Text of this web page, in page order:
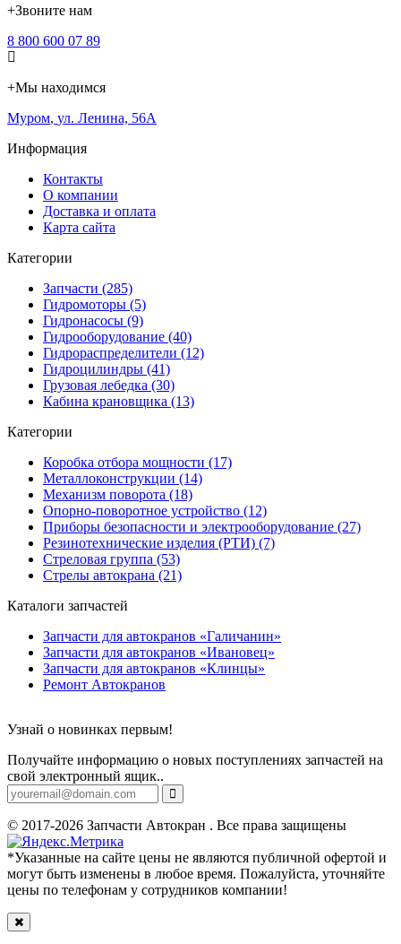
+Звоните нам
8 800 600 07 89
+Мы находимся
Муром, ул. Ленина, 56А
Информация
Контакты
О компании
Доставка и оплата
Карта сайта
Категории
Запчасти (285)
Гидромоторы (5)
Гидронасосы (9)
Гидрооборудование (40)
Гидрораспределители (12)
Гидроцилиндры (41)
Грузовая лебедка (30)
Кабина крановщика (13)
Категории
Коробка отбора мощности (17)
Металлоконструкции (14)
Механизм поворота (18)
Опорно-поворотное устройство (12)
Приборы безопасности и электрооборудование (27)
Резинотехнические изделия (РТИ) (7)
Стреловая группа (53)
Стрелы автокрана (21)
Каталоги запчастей
Запчасти для автокранов «Галичанин»
Запчасти для автокранов «Ивановец»
Запчасти для автокранов «Клинцы»
Ремонт Автокранов
Узнай о новинках первым!
Получайте информацию о новых поступлениях запчастей на
свой электронный ящик..
© 2017-2026 Запчасти Автокран . Все права защищены
*Указанные на сайте цены не являются публичной офертой и
могут быть изменены в любое время. Пожалуйста, уточняйте
цены по телефонам у сотрудников компании!